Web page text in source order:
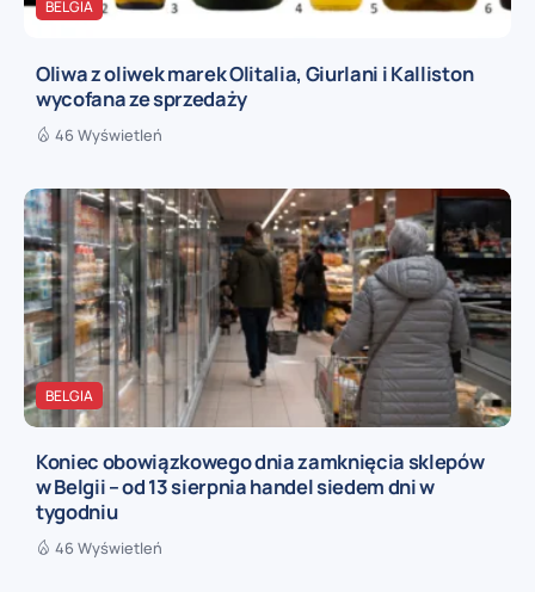
BELGIA
Oliwa z oliwek marek Olitalia, Giurlani i Kalliston
wycofana ze sprzedaży
46 Wyświetleń
BELGIA
Koniec obowiązkowego dnia zamknięcia sklepów
w Belgii – od 13 sierpnia handel siedem dni w
tygodniu
46 Wyświetleń